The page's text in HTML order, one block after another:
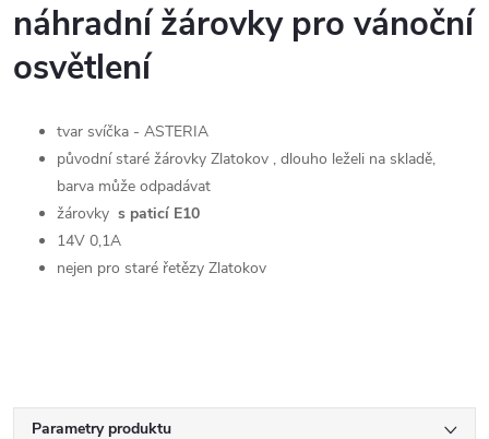
náhradní žárovky pro vánoční
osvětlení
tvar svíčka - ASTERIA
původní staré žárovky Zlatokov , dlouho leželi na skladě,
barva může odpadávat
žárovky s paticí E10
14V 0,1A
nejen pro staré řetězy Zlatokov
Parametry produktu